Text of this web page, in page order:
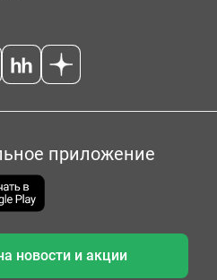
приложение
новости и акции